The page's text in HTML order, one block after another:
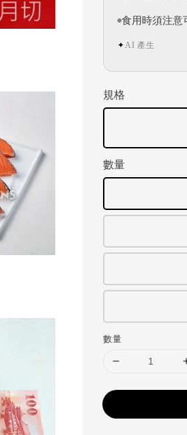
食用時須注意
✦ AI 產生
規格
數量
數量